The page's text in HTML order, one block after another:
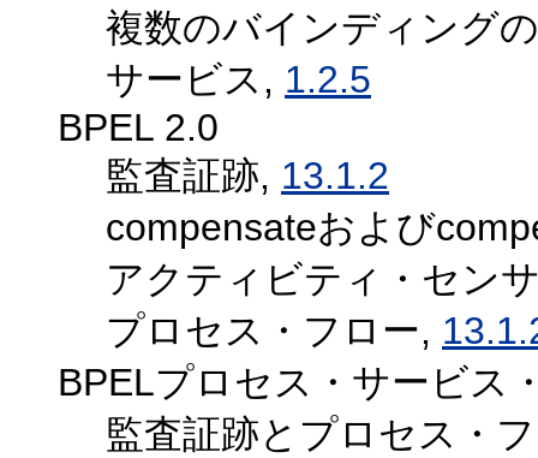
複数のバインディング
サービス, 1.2.5
BPEL 2.0
監査証跡, 13.1.2
compensateおよび
アクティビティ・セン
プロセス・フロー,
BPELプロセス・サービス
監査証跡とプロセス・